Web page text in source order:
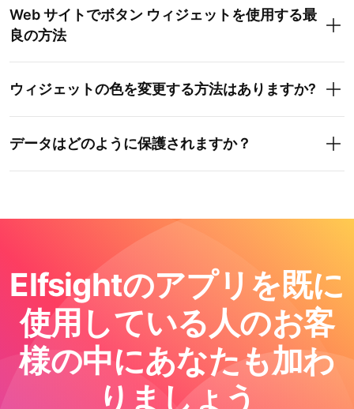
Web サイトでボタン ウィジェットを使用する最
良の方法
ウィジェットの色を変更する方法はありますか?
データはどのように保護されますか？
Elfsightのアプリを既に
使用している人のお客
様の中にあなたも加わ
りましょう